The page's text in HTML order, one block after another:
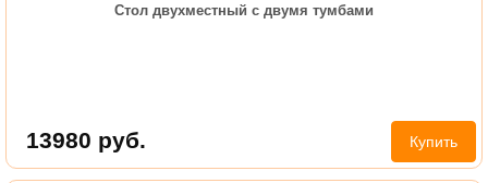
Стол двухместный с двумя тумбами
13980 руб. Купить